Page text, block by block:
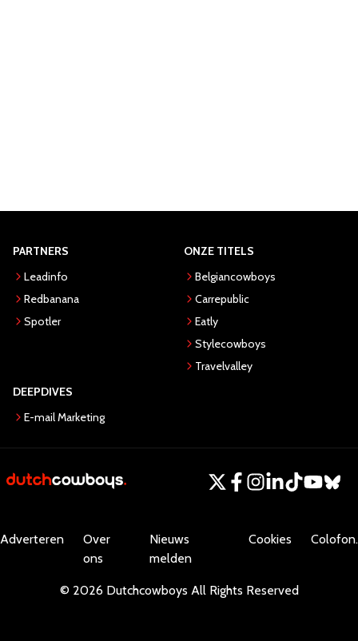
PARTNERS
Leadinfo
Redbanana
Spotler
ONZE TITELS
Belgiancowboys
Carrepublic
Eatly
Stylecowboys
Travelvalley
DEEPDIVES
E-mail Marketing
Adverteren
Over
ons
Nieuws
melden
Cookies Colofon.
© 2026 Dutchcowboys All Rights Reserved